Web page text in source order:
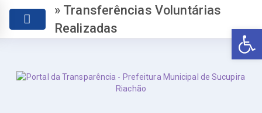
» Transferências Voluntárias
Realizadas